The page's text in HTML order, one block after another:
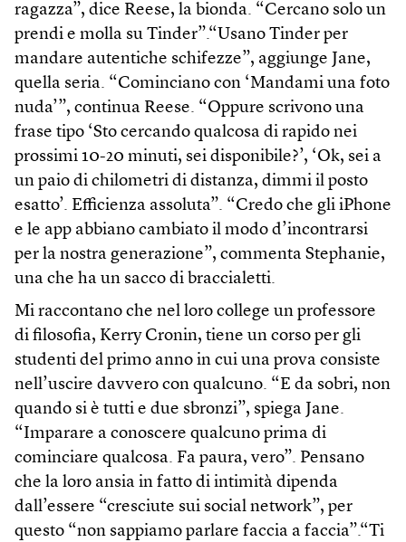
ragazza”, dice Reese, la bionda. “Cercano solo un
prendi e molla su Tinder”.“Usano Tinder per
mandare autentiche schifezze”, aggiunge Jane,
quella seria. “Cominciano con ‘Mandami una foto
nuda’”, continua Reese. “Oppure scrivono una
frase tipo ‘Sto cercando qualcosa di rapido nei
prossimi 10-20 minuti, sei disponibile?’, ‘Ok, sei a
un paio di chilometri di distanza, dimmi il posto
esatto’. Efficienza assoluta”. “Credo che gli iPhone
e le app abbiano cambiato il modo d’incontrarsi
per la nostra generazione”, commenta Stephanie,
una che ha un sacco di braccialetti.
Mi raccontano che nel loro college un professore
di filosofia, Kerry Cronin, tiene un corso per gli
studenti del primo anno in cui una prova consiste
nell’uscire davvero con qualcuno. “E da sobri, non
quando si è tutti e due sbronzi”, spiega Jane.
“Imparare a conoscere qualcuno prima di
cominciare qualcosa. Fa paura, vero”. Pensano
che la loro ansia in fatto di intimità dipenda
dall’essere “cresciute sui social network”, per
questo “non sappiamo parlare faccia a faccia”.“Ti